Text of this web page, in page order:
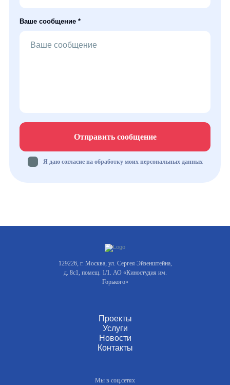
Ваше сообщение *
Отправить сообщение
Я даю согласие на обработку моих персональных данных
129226, г. Москва, ул. Сергея Эйзенштейна,
д. 8с1, помещ. 1/1. АО «Киностудия им.
Горького»
Проекты
Услуги
Новости
Контакты
Мы в соц.сетях